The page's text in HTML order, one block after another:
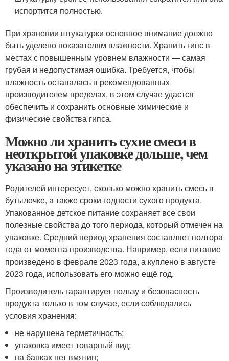
испортится полностью.
При хранении штукатурки основное внимание должно
быть уделено показателям влажности. Хранить гипс в
местах с повышенным уровнем влажности — самая
грубая и недопустимая ошибка. Требуется, чтобы
влажность оставалась в рекомендованных
производителем пределах, в этом случае удастся
обеспечить и сохранить основные химические и
физические свойства гипса.
Можно ли хранить сухие смеси в
неоткрытой упаковке дольше, чем
указано на этикетке
Родителей интересует, сколько можно хранить смесь в
бутылочке, а также сроки годности сухого продукта.
Упакованное детское питание сохраняет все свои
полезные свойства до того периода, который отмечен на
упаковке. Средний период хранения составляет полтора
года от момента производства. Например, если питание
произведено в феврале 2023 года, а куплено в августе
2023 года, использовать его можно ещё год.
Производитель гарантирует пользу и безопасность
продукта только в том случае, если соблюдались
условия хранения:
не нарушена герметичность;
упаковка имеет товарный вид;
на банках нет вмятин;